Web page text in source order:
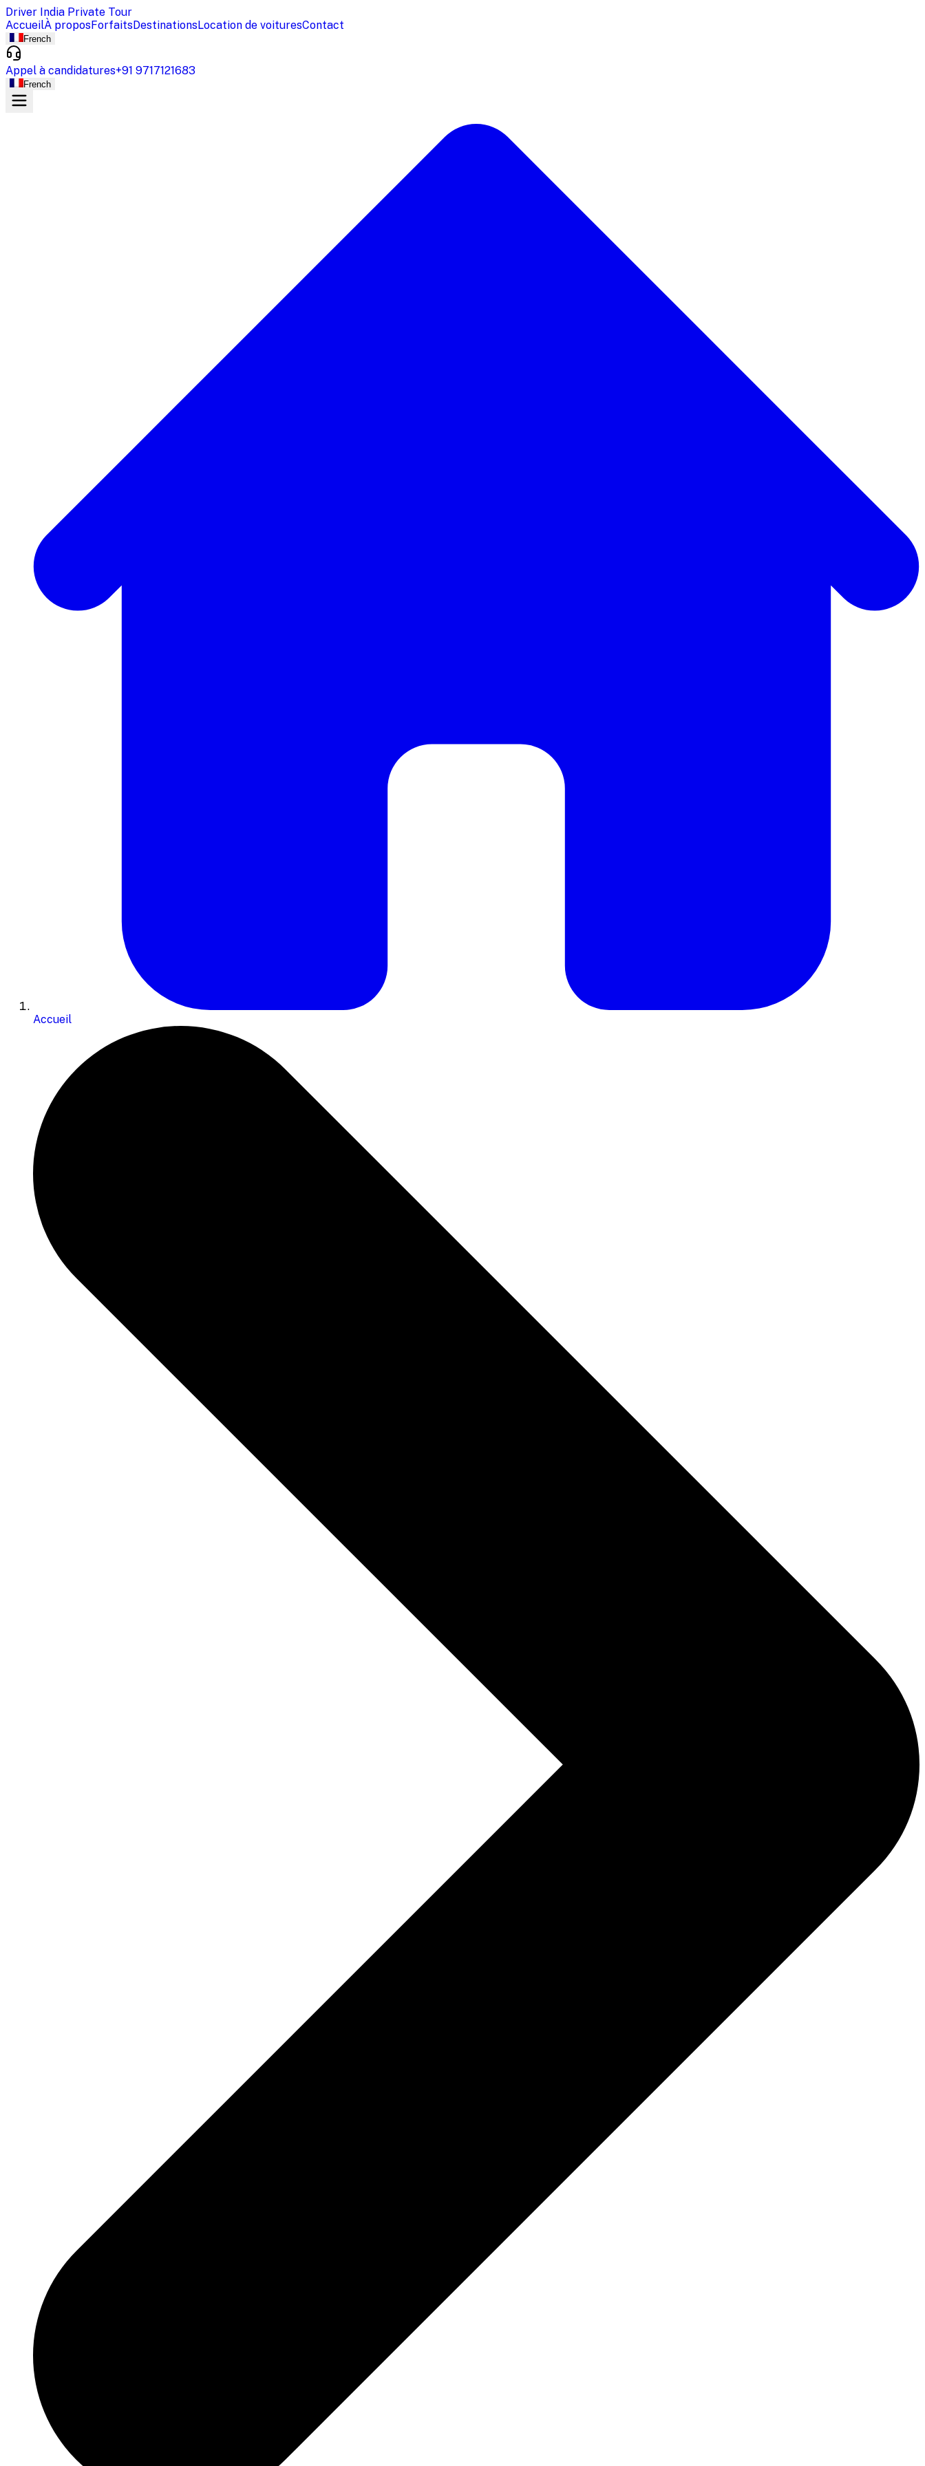
Driver India Private Tour
AccueilÀ proposForfaitsDestinationsLocation de voituresContact
French
Appel à candidatures+91 9717121683
French
Accueil